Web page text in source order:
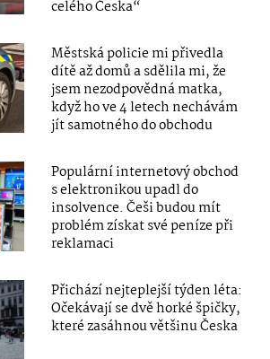
celého Česka“
Městská policie mi přivedla
dítě až domů a sdělila mi, že
jsem nezodpovědná matka,
když ho ve 4 letech nechávám
jít samotného do obchodu
Populární internetový obchod
s elektronikou upadl do
insolvence. Češi budou mít
problém získat své peníze při
reklamaci
Přichází nejteplejší týden léta:
Očekávají se dvě horké špičky,
které zasáhnou většinu Česka